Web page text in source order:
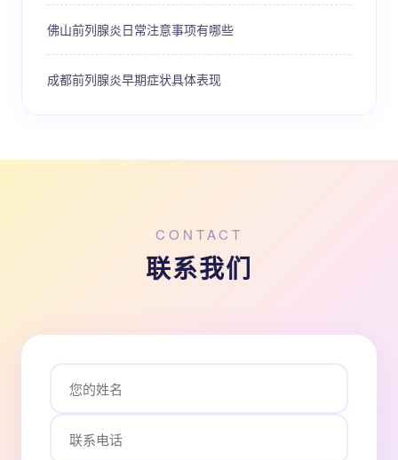
佛山前列腺炎日常注意事项有哪些
成都前列腺炎早期症状具体表现
CONTACT
联系我们